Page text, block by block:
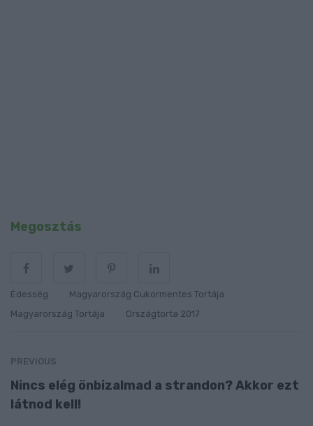
Megosztás
Édesség
Magyarország Cukormentes Tortája
Magyarország Tortája
Országtorta 2017
PREVIOUS
Nincs elég önbizalmad a strandon? Akkor ezt
látnod kell!